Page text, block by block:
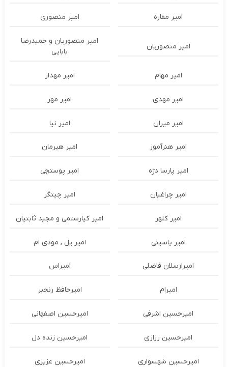
امیر مقاره امیر منصوری
امیر منصوریان
امیر منصوریان و حمیدرضا
بابایی
امیر مهام امیر مهدار
امیر مهدی امیر مهر
امیر میران امیر نیا
امیر هنرآموز امیر هیرمان
امیر پارسا دژه امیر پوستچی
امیر چراغیان امیر چیتگر
امیر کلهر امیر کیارستمی و مجید ثابتیان
امیر یاسینی امیر یل , مودی ام
امیرارسلان فاضلی امیراس
امیرام امیرحافظ رنجبر
امیرحسین اشرفی امیرحسین اصفهانی
امیرحسین رزازی امیرحسین زنده دل
امیرحسین شهسواری امیرحسین عزیزی